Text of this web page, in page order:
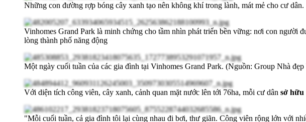
Những con đường rợp bóng cây xanh tạo nên không khí trong lành, mát mẻ cho cư dân.
Vinhomes Grand Park là minh chứng cho tầm nhìn phát triển bền vững: nơi con người
lòng thành phố năng động
Một ngày cuối tuần của các gia đình tại Vinhomes Grand Park. (Nguồn: Group Nhà
Với diện tích công viên, cây xanh, cảnh quan mặt nước lên tới 76ha, mỗi cư dân sở hữu
"Mỗi cuối tuần, cả gia đình tôi lại cùng nhau đi bơi, thư giãn. Công viên rộng lớn với